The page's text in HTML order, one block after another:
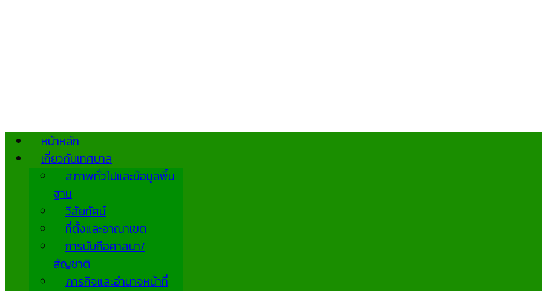
หน้าหลัก
เกี่ยวกับเทศบาล
สภาพทั่วไปและข้อมูลพื้น
ฐาน
วิสัยทัศน์
ที่ตั้งและอาณาเขต
การนับถือศาสนา/
สัญชาติ
ภารกิจและอำนาจหน้าที่